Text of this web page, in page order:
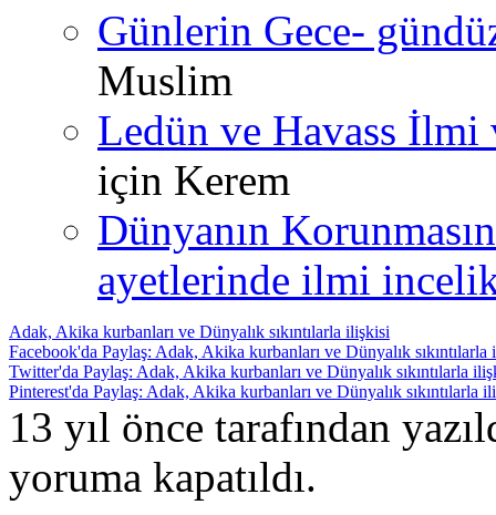
Günlerin Gece-
Muslim
Ledün ve Havass İlmi
için Kerem
Dünyanın
ayetlerinde ilmi
Adak, Akika kurbanları ve Dünyalık sıkıntılarla ilişkisi
Facebook'da Paylaş: Adak, Akika kurbanları ve Dünyalık sıkıntılarla
Twitter'da Paylaş: Adak, Akika kurbanları ve Dünyalık sıkıntılarla
Pinterest'da Paylaş: Adak, Akika kurbanları ve Dünyalık sıkıntılarla
13 yıl önce tarafından
yoruma kapatıldı.